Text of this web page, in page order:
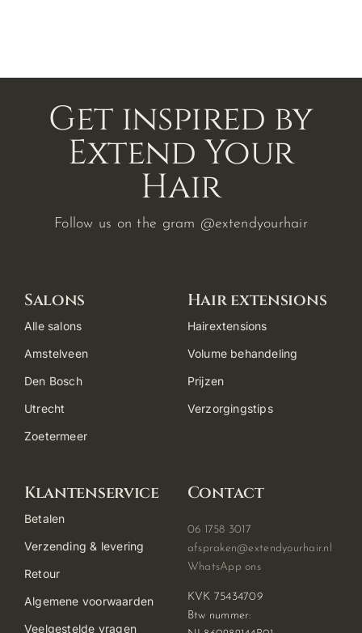
Get inspired by
Extend Your
Hair
Follow us on the gram @extendyourhair
Salons
Alle salons
Amstelveen
Den Bosch
Utrecht
Zoetermeer
Hair extensions
Hairextensions
Volume behandeling
Prijzen
Verzorgingstips
Klantenservice
Betalen
Verzending & levering
Retour
Algemene voorwaarden
Veelgestelde vragen
Contact
06 1758 3017
afspraken@extendyourhair.nl
WhatsApp ons
KVK 75434709
Btw nummer: